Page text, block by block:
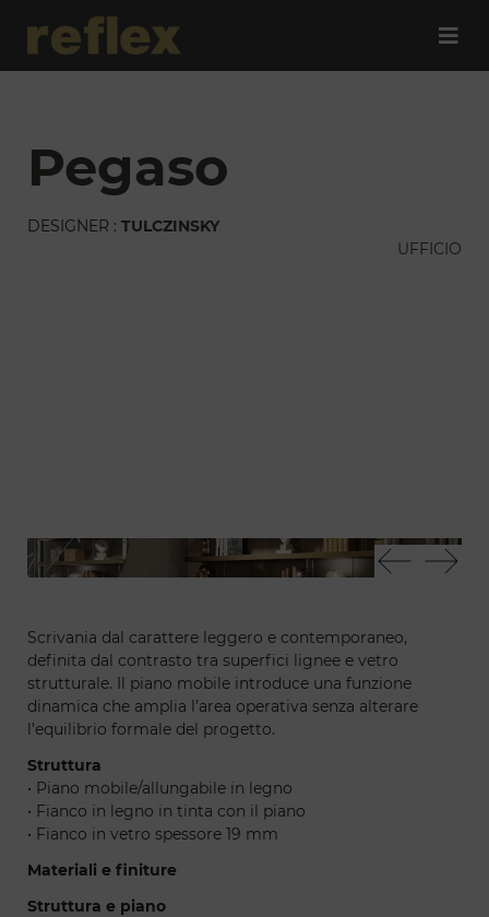
pegaso
DESIGNER : TULCZINSKY
UFFICIO
Pegaso - Vela chair office
Scrivania dal carattere leggero e contemporaneo,
definita dal contrasto tra superfici lignee e vetro
strutturale. Il piano mobile introduce una funzione
dinamica che amplia l’area operativa senza alterare
l’equilibrio formale del progetto.
Struttura
• Piano mobile/allungabile in legno
• Fianco in legno in tinta con il piano
• Fianco in vetro spessore 19 mm
Materiali e finiture
Struttura e piano